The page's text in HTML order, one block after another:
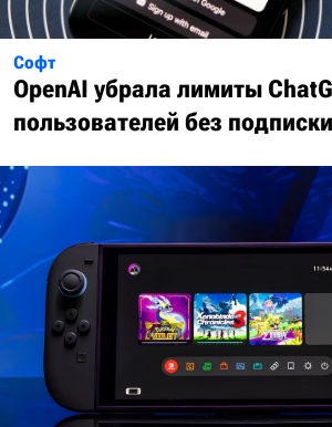
Софт
OpenAI убрала лимиты
пользователей без подписки